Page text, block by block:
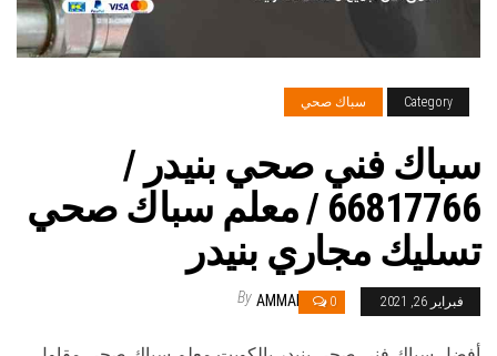
Category سباك صحي
سباك فني صحي بنيدر /
66817766 / معلم سباك صحي
تسليك مجاري بنيدر
فبراير 26, 2021 0
By AMMAR